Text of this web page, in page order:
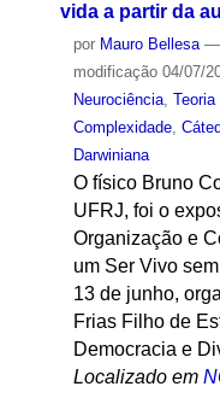
vida a partir da
por Mauro Bellesa —
modificação04/07/
Neurociência,
Complexidade,
Darwiniana
O físico Bruno
UFRJ, foi o
Organização e
um Ser Vivo
13 de junho,
Frias Filho de
Democracia e
Localizado em